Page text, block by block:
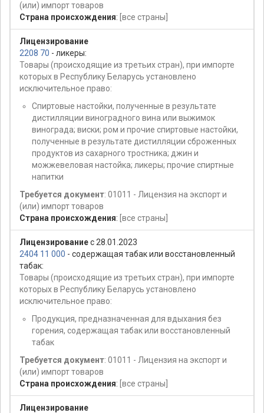
(или) импорт товаров
Страна происхождения: [все страны]
Лицензирование
2208 70 - ликеры:
Товары (происходящие из третьих стран), при импорте
которых в Республику Беларусь установлено
исключительное право:
Спиртовые настойки, полученные в результате
дистилляции виноградного вина или выжимок
винограда; виски; ром и прочие спиртовые настойки,
полученные в результате дистилляции сброженных
продуктов из сахарного тростника; джин и
можжевеловая настойка; ликеры; прочие спиртные
напитки
Требуется документ: 01011 - Лицензия на экспорт и
(или) импорт товаров
Страна происхождения: [все страны]
Лицензированиес 28.01.2023
2404 11 000 - содержащая табак или восстановленный
табак:
Товары (происходящие из третьих стран), при импорте
которых в Республику Беларусь установлено
исключительное право:
Продукция, предназначенная для вдыхания без
горения, содержащая табак или восстановленный
табак
Требуется документ: 01011 - Лицензия на экспорт и
(или) импорт товаров
Страна происхождения: [все страны]
Лицензирование